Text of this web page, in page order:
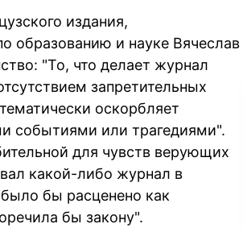
издания,
образованию и науке Вячеслав
То, что делает журнал
запретительных
оскорбляет
событиями или трагедиями .
для чувств верующих
какой-либо журнал в
было бы расценено как
бы закону .